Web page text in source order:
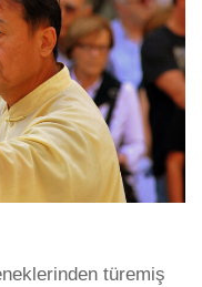
türemiş